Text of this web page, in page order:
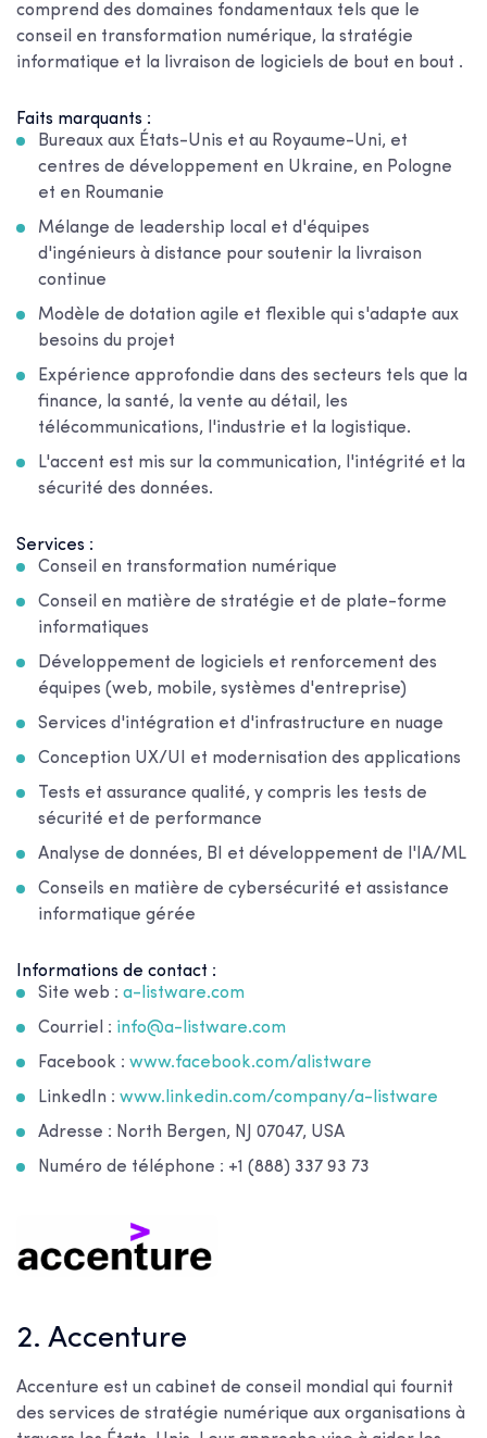
comprend des domaines fondamentaux tels que le
conseil en transformation numérique, la stratégie
informatique et la livraison de logiciels de bout en bout .
Faits marquants :
Bureaux aux États-Unis et au Royaume-Uni, et
centres de développement en Ukraine, en Pologne
et en Roumanie
Mélange de leadership local et d'équipes
d'ingénieurs à distance pour soutenir la livraison
continue
Modèle de dotation agile et flexible qui s'adapte aux
besoins du projet
Expérience approfondie dans des secteurs tels que la
finance, la santé, la vente au détail, les
télécommunications, l'industrie et la logistique.
L'accent est mis sur la communication, l'intégrité et la
sécurité des données.
Services :
Conseil en transformation numérique
Conseil en matière de stratégie et de plate-forme
informatiques
Développement de logiciels et renforcement des
équipes (web, mobile, systèmes d'entreprise)
Services d'intégration et d'infrastructure en nuage
Conception UX/UI et modernisation des applications
Tests et assurance qualité, y compris les tests de
sécurité et de performance
Analyse de données, BI et développement de l'IA/ML
Conseils en matière de cybersécurité et assistance
informatique gérée
Informations de contact :
Site web : a-listware.com
Courriel : info@a-listware.com
Facebook : www.facebook.com/alistware
LinkedIn : www.linkedin.com/company/a-listware
Adresse : North Bergen, NJ 07047, USA
Numéro de téléphone : +1 (888) 337 93 73
2. Accenture
Accenture est un cabinet de conseil mondial qui fournit
des services de stratégie numérique aux organisations à